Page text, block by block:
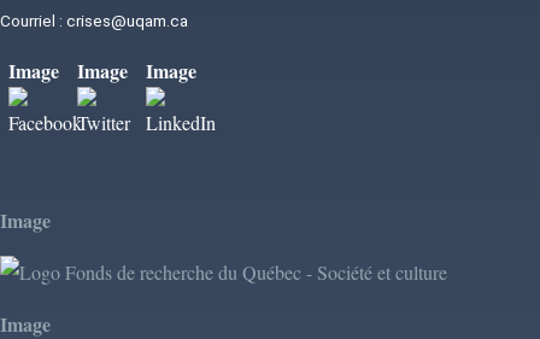
Courriel : crises@uqam.ca
Image Image Image
Image
Image